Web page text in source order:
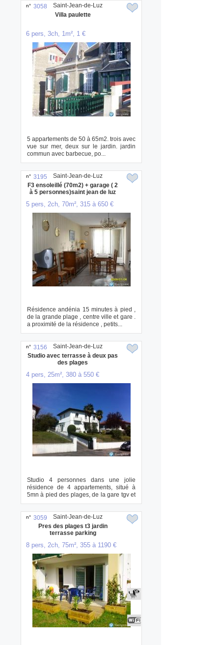
n° 3058
Villa paulette
6 pers, 3ch, 1m², 1 €
5 appartements de 50 à 65m2. trois avec
vue sur mer, deux sur le jardin. jardin
commun avec barbecue, po...
Saint-Jean-de-Luz
n° 3195
F3 ensoleillé (70m2) + garage ( 2
à 5 personnes)saint jean de luz
5 pers, 2ch, 70m², 315 à 650 €
Résidence andénia 15 minutes à pied ,
de la grande plage , centre ville et gare .
a proximité de la résidence , petits...
Saint-Jean-de-Luz
n° 3156
Studio avec terrasse à deux pas
des plages
4 pers, 25m², 380 à 550 €
Studio 4 personnes dans une jolie
résidence de 4 appartements, situé à
5mn à pied des plages, de la gare tgv et
du centr...
Saint-Jean-de-Luz
n° 3059
Pres des plages t3 jardin
terrasse parking
8 pers, 2ch, 75m², 355 à 1190 €
Saint-Jean-de-Luz